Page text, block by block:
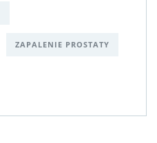
ZAPALENIE PROSTATY